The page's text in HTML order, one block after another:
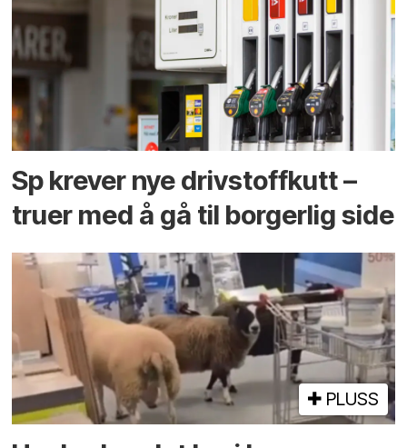
Sp krever nye drivstoffkutt –
truer med å gå til borgerlig side
PLUSS